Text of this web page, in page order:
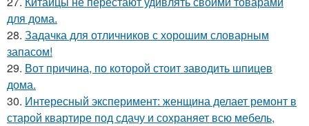
для дома.
28. Задачка для отличников с хорошим словарным
запасом!
29. Вот причина, по которой стоит заводить шпицев
дома.
30. Интересный эксперимент: женщина делает ремонт в
старой квартире под сдачу и сохраняет всю мебель,